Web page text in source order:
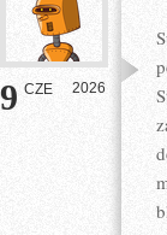
9 CZE 2026